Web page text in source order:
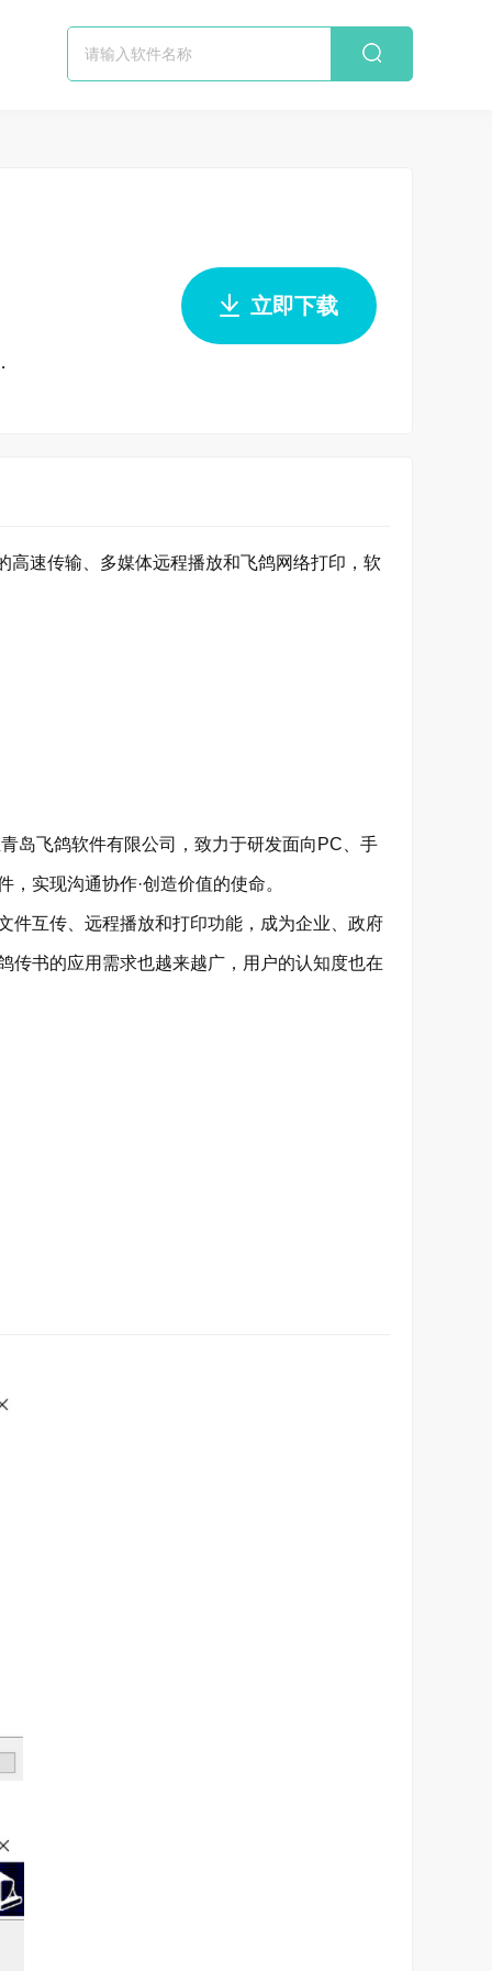
立即下载
速传输、多媒体远程播放和飞鸽网络打印，软
飞鸽软件有限公司，致力于研发面向PC、手
实现沟通协作·创造价值的使命。
互传、远程播放和打印功能，成为企业、政府
传书的应用需求也越来越广，用户的认知度也在